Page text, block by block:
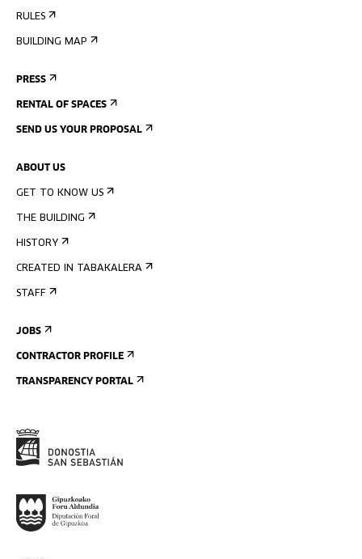
RULES
BUILDING MAP
PRESS
RENTAL OF SPACES
SEND US YOUR PROPOSAL
ABOUT US
GET TO KNOW US
THE BUILDING
HISTORY
CREATED IN TABAKALERA
STAFF
JOBS
CONTRACTOR PROFILE
TRANSPARENCY PORTAL